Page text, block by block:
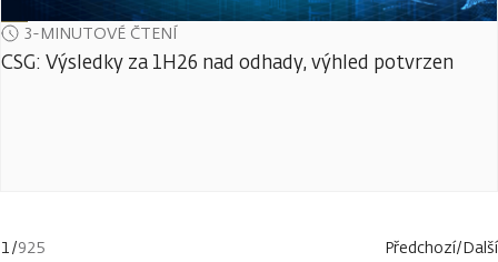
3-MINUTOVÉ ČTENÍ
CSG: Výsledky za 1H26 nad odhady, výhled potvrzen
1/925 Předchozí/Další